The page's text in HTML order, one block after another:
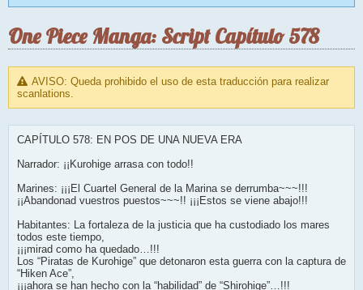
One Piece Manga: Script Capítulo 578
AVISO: Queda prohibido el uso de esta traducción para realizar
scanlations.
CAPÍTULO 578: EN POS DE UNA NUEVA ERA
Narrador: ¡¡Kurohige arrasa con todo!!
Marines: ¡¡¡El Cuartel General de la Marina se derrumba~~~!!!
¡¡Abandonad vuestros puestos~~~!! ¡¡¡Estos se viene abajo!!!
Habitantes: La fortaleza de la justicia que ha custodiado los mares
todos este tiempo,
¡¡¡mirad como ha quedado…!!!
Los “Piratas de Kurohige” que detonaron esta guerra con la captura de
“Hiken Ace”,
¡¡¡ahora se han hecho con la “habilidad” de “Shirohige”…!!!